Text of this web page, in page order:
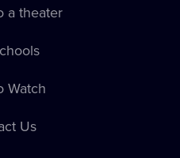
a theater
Watch
Us